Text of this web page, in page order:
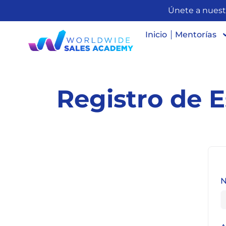
Únete a
Inicio Mentorías
Registro de